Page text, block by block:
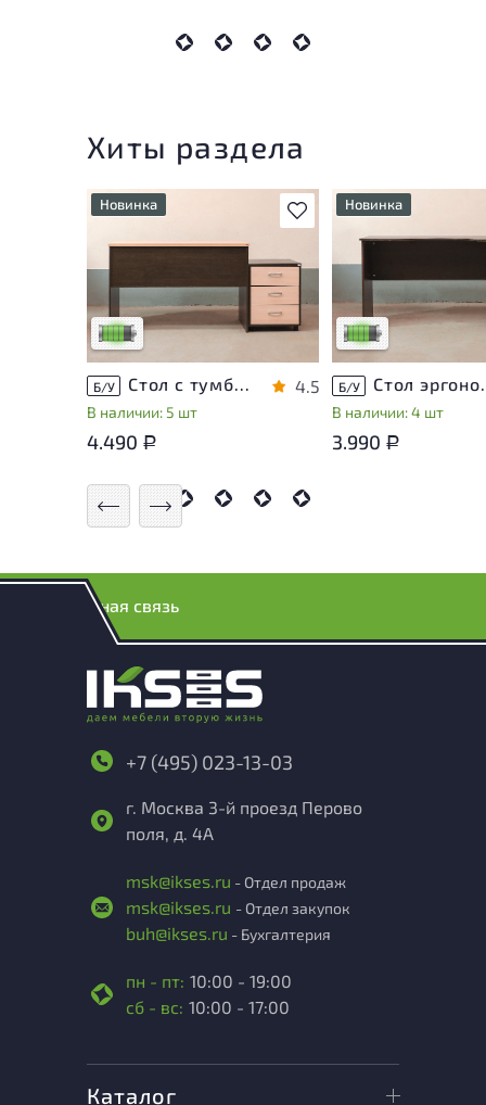
Хиты раздела
В избранное
Новинка
незначительные следы
эксплуатации, не влияющие
Низкая степень износа
Б/У Стол с тумбой ЛДСП Венге
В наличии: 5 шт
4.5
4.490 Р
Новинка
У товара
незначительные
эксплуатации, не
на удобство его
использования
Низкая степень
Б/У Стол
В наличии: 4 шт
3.990 Р
Обратная связь
+7 (495) 023-13-03
г. Москва 3-й проезд Перово
поля, д. 4А
msk@ikses.ru - Отдел продаж
msk@ikses.ru - Отдел закупок
buh@ikses.ru - Бухгалтерия
пн - пт: 10:00 - 19:00
сб - вс: 10:00 - 17:00
Каталог